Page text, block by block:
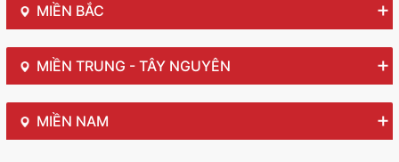
MIỀN BẮC
MIỀN TRUNG - TÂY NGUYÊN
MIỀN NAM